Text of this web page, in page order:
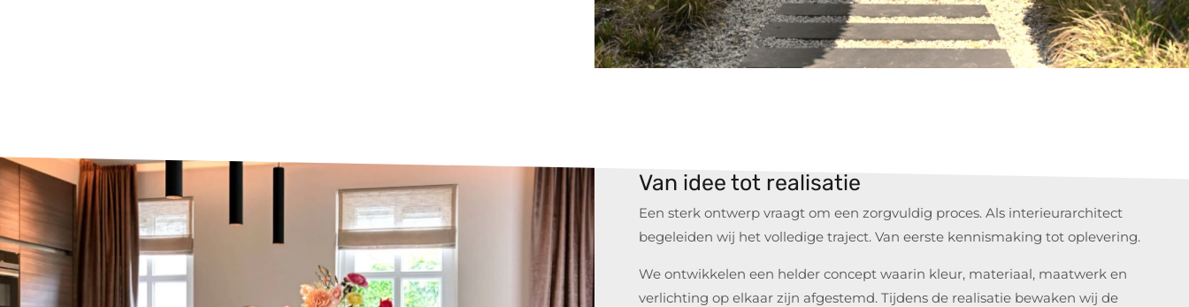
Van idee tot realisatie
Een sterk ontwerp vraagt om een zorgvuldig proces. Als interieurarchitect
begeleiden wij het volledige traject. Van eerste kennismaking tot oplevering.
We ontwikkelen een helder concept waarin kleur, materiaal, maatwerk en
verlichting op elkaar zijn afgestemd. Tijdens de realisatie bewaken wij de